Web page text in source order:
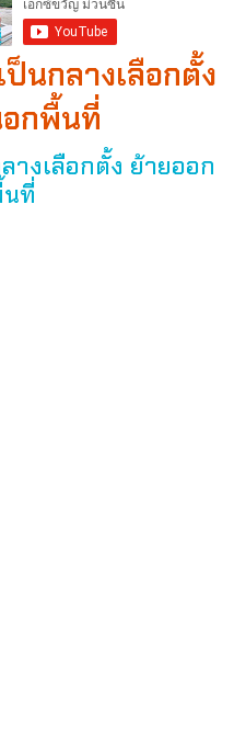
นกลางเลือกตั้ง
กพื้นที่
างเลือกตั้ง ย้ายออก
ที่